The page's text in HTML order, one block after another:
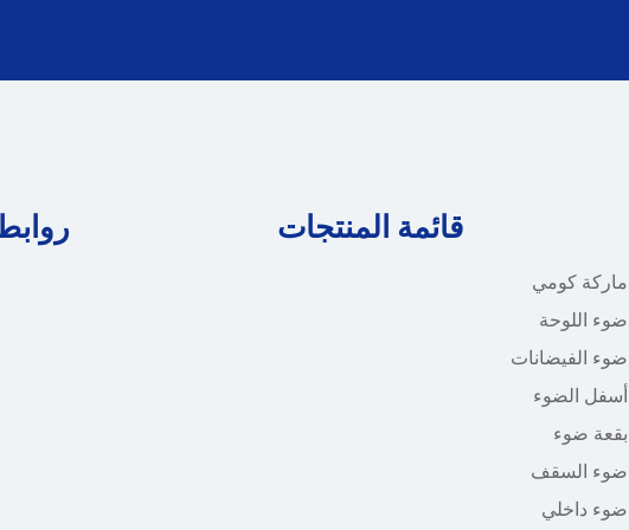
قائمة المنتجات
ماركة كومي
ضوء اللوحة
ضوء الفيضانات
أسفل الضوء
بقعة ضوء
ضوء السقف
ضوء داخلي